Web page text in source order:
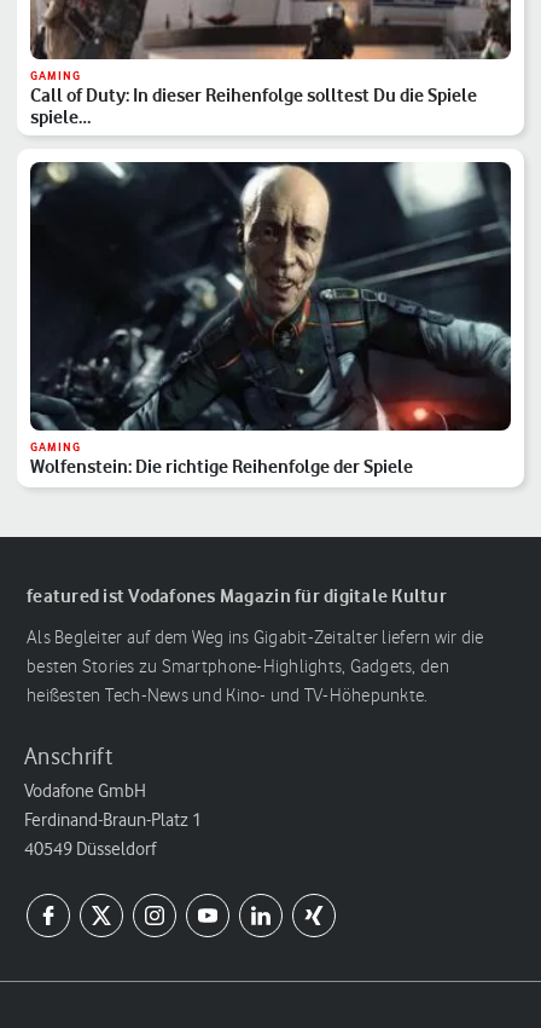
GAMING
Call of Duty: In dieser Reihenfolge solltest Du die Spiele
spiele…
GAMING
Wolfenstein: Die richtige Reihenfolge der Spiele
featured ist Vodafones Magazin für digitale Kultur
Als Begleiter auf dem Weg ins Gigabit-Zeitalter liefern wir die
besten Stories zu Smartphone-Highlights, Gadgets, den
heißesten Tech-News und Kino- und TV-Höhepunkte.
Anschrift
Vodafone GmbH
Ferdinand-Braun-Platz 1
40549 Düsseldorf